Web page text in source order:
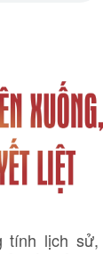
tính lịch sử,